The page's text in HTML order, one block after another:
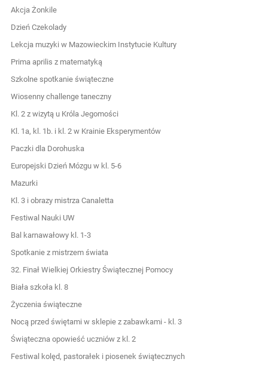
Akcja Żonkile
Dzień Czekolady
Lekcja muzyki w Mazowieckim Instytucie Kultury
Prima aprilis z matematyką
Szkolne spotkanie świąteczne
Wiosenny challenge taneczny
Kl. 2 z wizytą u Króla Jegomości
Kl. 1a, kl. 1b. i kl. 2 w Krainie Eksperymentów
Paczki dla Dorohuska
Europejski Dzień Mózgu w kl. 5-6
Mazurki
Kl. 3 i obrazy mistrza Canaletta
Festiwal Nauki UW
Bal karnawałowy kl. 1-3
Spotkanie z mistrzem świata
32. Finał Wielkiej Orkiestry Świątecznej Pomocy
Biała szkoła kl. 8
Życzenia świąteczne
Nocą przed świętami w sklepie z zabawkami - kl. 3
Świąteczna opowieść uczniów z kl. 2
Festiwal kolęd, pastorałek i piosenek świątecznych